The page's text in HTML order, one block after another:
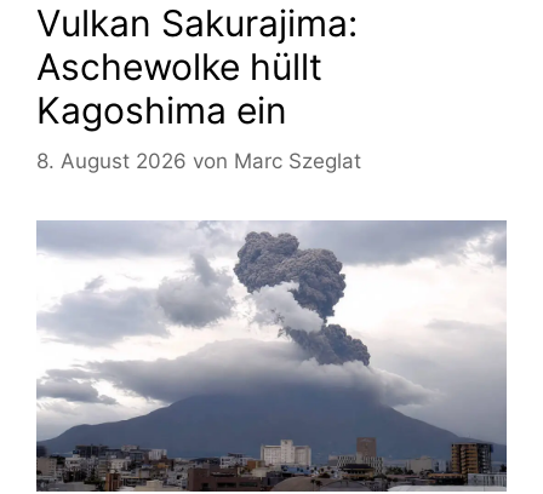
Vulkan Sakurajima:
Aschewolke hüllt
Kagoshima ein
8. August 2026 von Marc Szeglat